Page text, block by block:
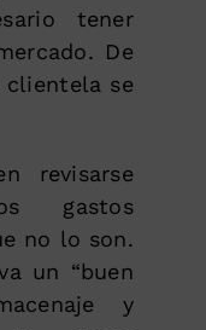
tener
De
se
revisarse
gastos
no lo son.
un “buen
y